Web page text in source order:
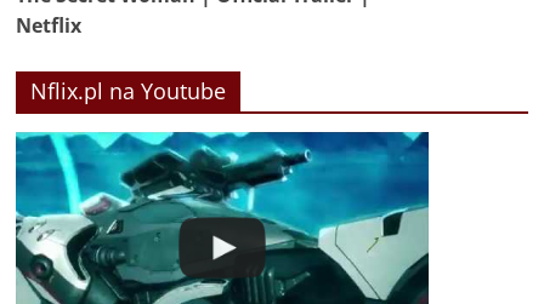
Netflix
Nflix.pl na Youtube